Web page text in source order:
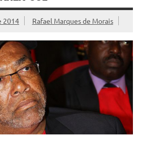
2014 Rafael Marques de Morais